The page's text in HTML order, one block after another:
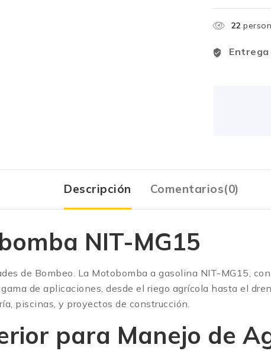
22
Descripción Comentarios(0)
NIT-MG15
de Bombeo. La Motobomba a gasolina NIT-MG15,
de aplicaciones, desde el riego agrícola hasta el
piscinas, y proyectos de construcción.
para Manejo de